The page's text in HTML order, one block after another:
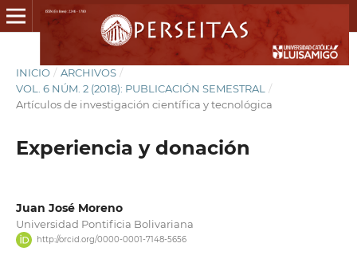
INICIO / ARCHIVOS /
VOL. 6 NÚM. 2 (2018): PUBLICACIÓN SEMESTRAL
/
Artículos de investigación científica y tecnológica
Experiencia y donación
Juan José Moreno
Universidad Pontificia Bolivariana
http://orcid.org/0000-0001-7148-5656